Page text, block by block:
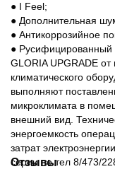
● I Feel;
● Дополнительная
● Антикоррозийное
●
GLORIA UPGRADE
климатического
выполняют
микроклимата в
внешний вид.
энергоемкость
затрат
серии по тел 8/473/
Отзывы